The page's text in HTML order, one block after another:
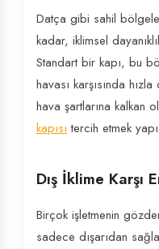
Datça gibi sahil
kadar, iklimsel
Standart bir kapı, bu
havası karşısında
hava şartlarına kalkan
kapısı tercih etmek
Dış İklime Karşı
Birçok işletmenin
sadece dışarıdan